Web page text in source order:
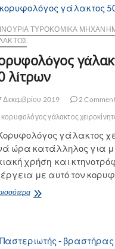
PH60S
Premium
ΤΥΡΟΚΟΜΙΚΆ
λίτρων
Δεκεμβρίου 2019
2
κορυφολόγος γάλακτος
γάλακτος
ώρα κατάλληλος για
χρήση και
με αυτό τον
Κορυφολόγος